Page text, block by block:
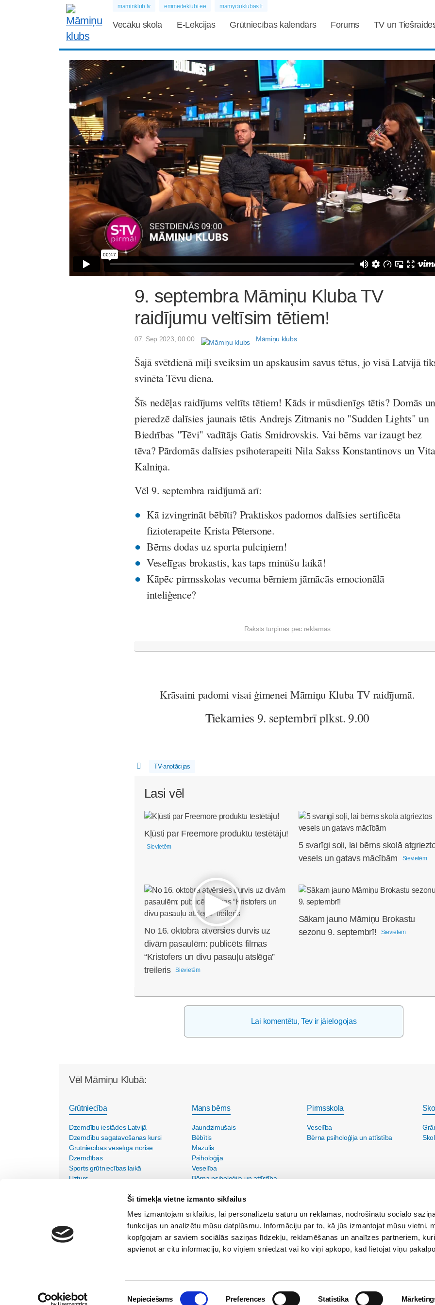
Šī tīmekļa vietne izmanto sīkfailus
Mēs izmantojam sīkfailus, lai personalizētu saturu un reklāmas, nodrošinātu sociālo
funkcijas un analizētu mūsu datplūsmu. Informāciju par to, kā jūs izmantojat mūsu vietni,
kopīgojam ar saviem sociālās saziņas līdzekļu, reklamēšanas un analīzes partneriem,
apvienot ar citu informāciju, ko viņiem sniedzat vai ko viņi apkopo, kad lietojat viņu
Nepieciešams Preferences Statistika
maminklub.lv emmedeklubi.ee mamyciuklubas.lt
Vecāku skola E-Lekcijas Grūtniecības kalendārs Forums TV un
9. septembra Māmiņu Kluba TV
raidījumu veltīsim tētiem!
07. Sep 2023, 00:00 Māmiņu klubs
Šajā svētdienā mīļi sveiksim un apskausim savus tētus, jo visā Latvijā
svinēta Tēvu diena.
Šīs nedēļas raidījums veltīts tētiem! Kāds ir mūsdienīgs tētis? Domās un
pieredzē dalīsies jaunais tētis Andrejs Zitmanis no "Sudden Lights" un
Biedrības "Tēvi" vadītājs Gatis Smidrovskis. Vai bērns var izaugt bez
tēva? Pārdomās dalīsies psihoterapeiti Nila Sakss Konstantinovs un Vita
Kalniņa.
Vēl 9. septembra raidījumā arī:
Kā izvingrināt bēbīti? Praktiskos padomos dalīsies sertificēta
fizioterapeite Krista Pētersone.
Bērns dodas uz sporta pulciņiem!
Veselīgas brokastis, kas taps minūšu laikā!
Kāpēc pirmsskolas vecuma bērniem jāmācās emocionālā
inteliģence?
Raksts turpinās pēc reklāmas
Krāsaini padomi visai ģimenei Māmiņu Kluba TV raidījumā.
Tiekamies 9. septembrī plkst. 9.00
TV-anotācijas
Lasi vēl
Kļūsti par Freemore produktu testētāju!
Sievietēm
5 svarīgi soļi, lai bērns skolā
vesels un gatavs mācībām
Sievietēm
No 16. oktobra atvērsies durvis uz
divām pasaulēm: publicēts filmas
“Kristofers un divu pasauļu atslēga”
treileris
Sievietēm
Sākam jauno Māmiņu Brokastu
sezonu 9. septembrī!
Sievietēm
Lai komentētu, Tev ir jāielogojas
Vēl Māmiņu Klubā:
Grūtniecība
Dzemdību iestādes Latvijā
Dzemdību sagatavošanas kursi
Grūtniecības veselīga norise
Dzemdības
Sports grūtniecības laikā
Uzturs
Mans bērns
Jaundzimušais
Bēbītis
Mazulis
Psiholoģija
Veselība
Bērna psiholoģija un attīstība
Pirmsskola
Veselība
Bērna psiholoģija un attīstība
SIA "Lietišķās kreativitātes grupa"
© 2026 Māmiņu klubs Noteikumi Reklāma portālā Par Māmiņu Klubu